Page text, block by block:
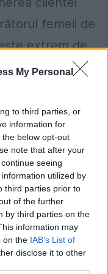
My Personal
to third parties, or
information for
below opt-out
note that after your
seeing
utilized by
third parties prior to
of the further
by third parties on the
information may
on the IAB’s List of
disclose it to other
femeii de
extrem de
în cazul